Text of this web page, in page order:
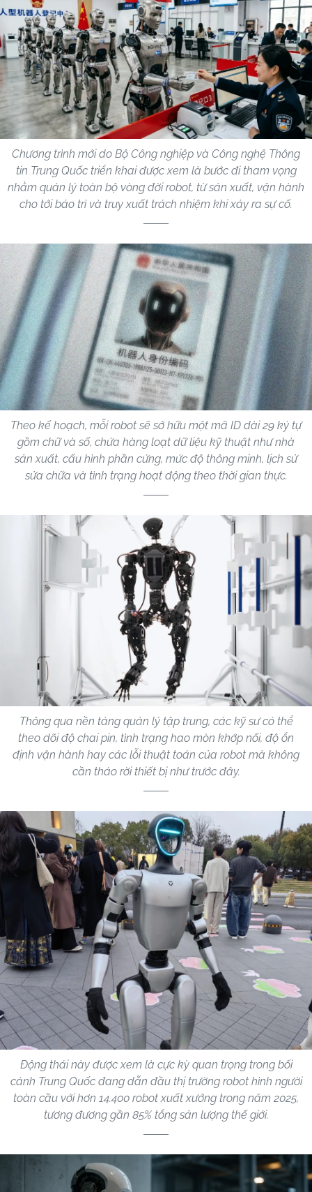
Chương trình mới do Bộ Công nghiệp và Công nghệ Thông
tin Trung Quốc triển khai được xem là bước đi tham vọng
nhằm quản lý toàn bộ vòng đời robot, từ sản xuất, vận hành
cho tới bảo trì và truy xuất trách nhiệm khi xảy ra sự cố.
Theo kế hoạch, mỗi robot sẽ sở hữu một mã ID dài 29 ký tự
gồm chữ và số, chứa hàng loạt dữ liệu kỹ thuật như nhà
sản xuất, cấu hình phần cứng, mức độ thông minh, lịch sử
sửa chữa và tình trạng hoạt động theo thời gian thực.
Thông qua nền tảng quản lý tập trung, các kỹ sư có thể
theo dõi độ chai pin, tình trạng hao mòn khớp nối, độ ổn
định vận hành hay các lỗi thuật toán của robot mà không
cần tháo rời thiết bị như trước đây.
Động thái này được xem là cực kỳ quan trọng trong bối
cảnh Trung Quốc đang dẫn đầu thị trường robot hình người
toàn cầu với hơn 14.400 robot xuất xưởng trong năm 2025,
tương đương gần 85% tổng sản lượng thế giới.